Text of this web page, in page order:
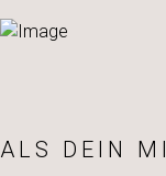
ALS DEIN